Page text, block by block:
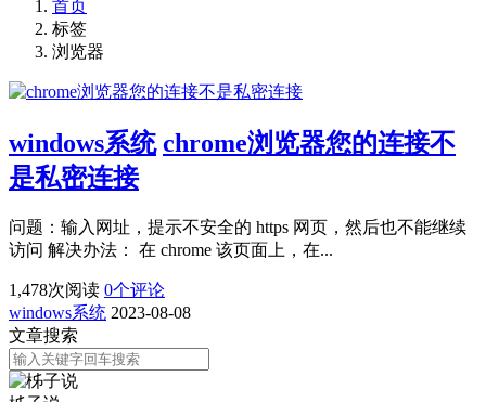
首页
标签
浏览器
windows系统 chrome浏览器您的连接不
是私密连接
问题：输入网址，提示不安全的 https 网页，然后也不能继续
访问 解决办法： 在 chrome 该页面上，在...
1,478次阅读 0个评论
windows系统 2023-08-08
文章搜索